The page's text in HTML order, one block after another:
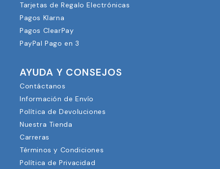
Tarjetas de Regalo Electrónicas
Pagos Klarna
Pagos ClearPay
PayPal Pago en 3
AYUDA Y CONSEJOS
Contáctanos
Información de Envío
Política de Devoluciones
Nuestra Tienda
Carreras
Términos y Condiciones
Política de Privacidad